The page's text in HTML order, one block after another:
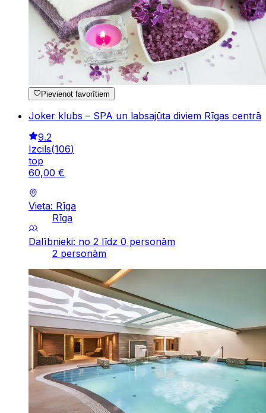
Pievienot favorītiem
Joker klubs – SPA un labsajūta diviem Rīgas centrā
9.2
Izcils(106)
top
60,00 €
Vieta: Rīga
Rīga
Dalībnieki: no 2 līdz 0 personām
2 personām